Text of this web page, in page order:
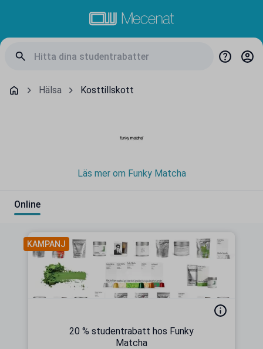
Hälsa Kosttillskott
Läs mer om Funky Matcha
Online
KAMPANJ
20 % studentrabatt hos Funky
Matcha